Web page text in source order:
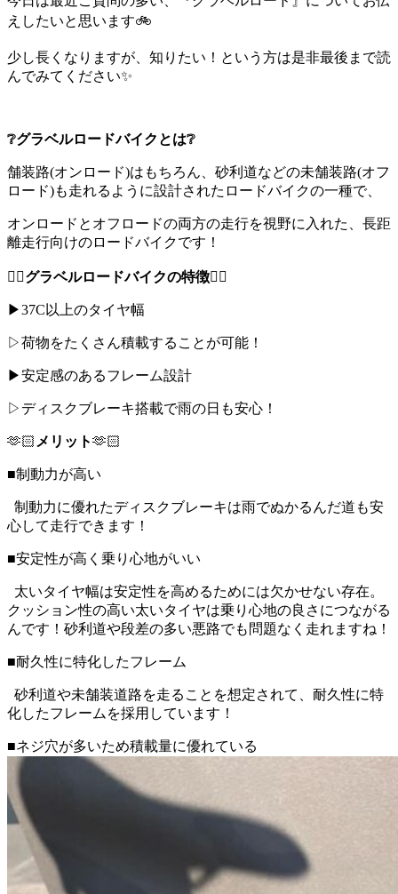
えしたいと思います🚲
少し長くなりますが、知りたい！という方は是非最後まで読
んでみてください✨
❔グラベルロードバイクとは❔
舗装路(オンロード)はもちろん、砂利道などの未舗装路(オフ
ロード)も走れるように設計されたロードバイクの一種で、
オンロードとオフロードの両方の走行を視野に入れた、長距
離走行向けのロードバイクです！
☝🏻グラベルロードバイクの特徴☝🏻
▶37C以上のタイヤ幅
▷荷物をたくさん積載することが可能！
▶安定感のあるフレーム設計
▷ディスクブレーキ搭載で雨の日も安心！
🫶🏻 メリット🫶🏻
■制動力が高い
制動力に優れたディスクブレーキは雨でぬかるんだ道も安
心して走行できます！
■安定性が高く乗り心地がいい
太いタイヤ幅は安定性を高めるためには欠かせない存在。
クッション性の高い太いタイヤは乗り心地の良さにつながる
んです！砂利道や段差の多い悪路でも問題なく走れますね！
■耐久性に特化したフレーム
砂利道や未舗装道路を走ることを想定されて、耐久性に特
化したフレームを採用しています！
■ネジ穴が多いため積載量に優れている